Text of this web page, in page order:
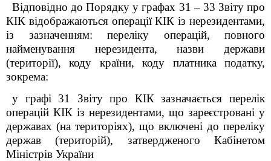
Відповідно до Порядку у графах 31 – 33 Звіту про
КІК відображаються операції КІК із нерезидентами,
із зазначенням: переліку операцій, повного
найменування нерезидента, назви держави
(території), коду країни, коду платника податку,
зокрема:
у графі 31 Звіту про КІК зазначається перелік
операцій КІК із нерезидентами, що зареєстровані у
державах (на територіях), що включені до переліку
держав (територій), затвердженого Кабінетом
Міністрів України